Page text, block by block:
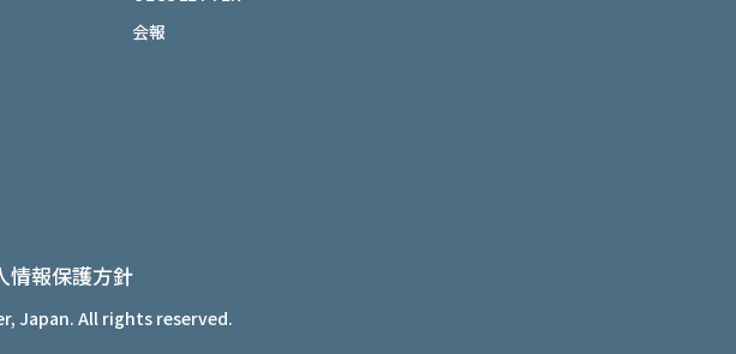
会報
情報保護方針
Japan. All rights reserved.